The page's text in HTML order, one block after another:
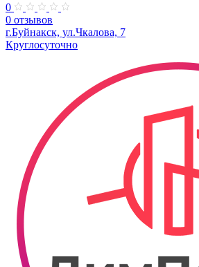
0
0 отзывов
г.Буйнакск, ул.Чкалова, 7
Круглосуточно